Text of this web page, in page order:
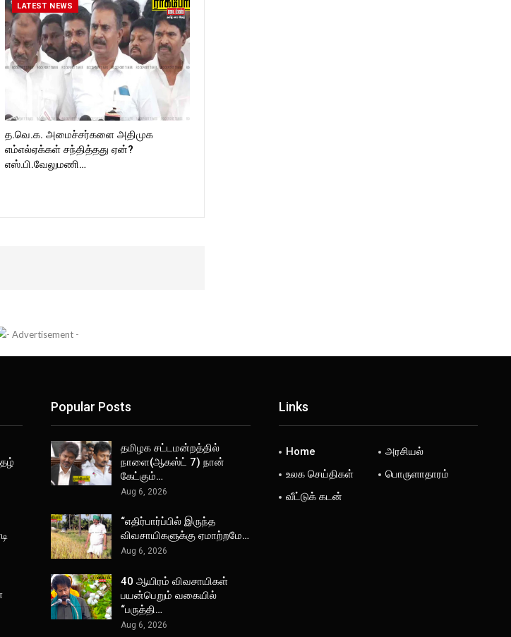
LATEST NEWS
த.வெ.க. அமைச்சர்களை அதிமுக
எம்எல்ஏக்கள் சந்தித்தது ஏன்?
எஸ்.பி.வேலுமணி…
Popular Posts
தமிழக சட்டமன்றத்தில்
நாளை(ஆகஸ்ட் 7) நான்
கேட்கும்…
Aug 6, 2026
“எதிர்பார்ப்பில் இருந்த
விவசாயிகளுக்கு ஏமாற்றமே…
Aug 6, 2026
40 ஆயிரம் விவசாயிகள்
பயன்பெறும் வகையில்
“பருத்தி…
Aug 6, 2026
Links
Home
அரசியல்
உலக செய்திகள்
பொருளாதாரம்
வீட்டுக் கடன்